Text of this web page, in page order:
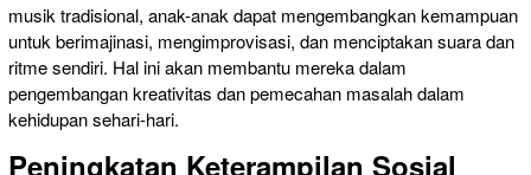
musik tradisional, anak-anak dapat mengembangkan kemampuan
untuk berimajinasi, mengimprovisasi, dan menciptakan suara dan
ritme sendiri. Hal ini akan membantu mereka dalam
pengembangan kreativitas dan pemecahan masalah dalam
kehidupan sehari-hari.
Peningkatan Keterampilan Sosial